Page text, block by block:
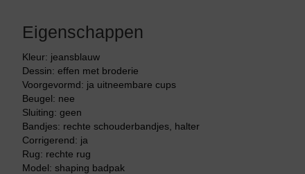
Eigenschappen
Kleur: jeansblauw
Dessin: effen met broderie
Voorgevormd: ja uitneembare cups
Beugel: nee
Sluiting: geen
Bandjes: rechte schouderbandjes, halter
Corrigerend: ja
Rug: rechte rug
Model: shaping badpak